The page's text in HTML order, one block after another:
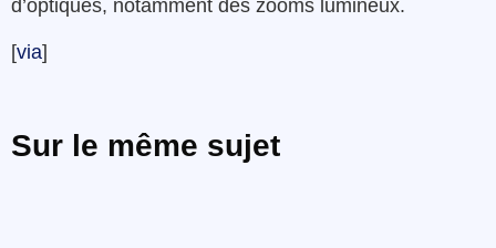
d’optiques, notamment des zooms lumineux.
[via]
Sur le même sujet